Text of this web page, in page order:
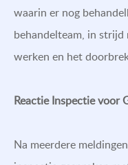
waarin er nog
behandelteam, in
werken en het
Reactie Inspectie voor
Na meerdere